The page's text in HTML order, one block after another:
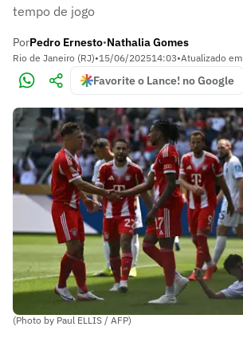
tempo de jogo
PorPedro Ernesto•Nathalia Gomes
Rio de Janeiro (RJ)•15/06/202514:03•Atualizado em
Favorite o Lance! no Google
(Photo by Paul ELLIS / AFP)